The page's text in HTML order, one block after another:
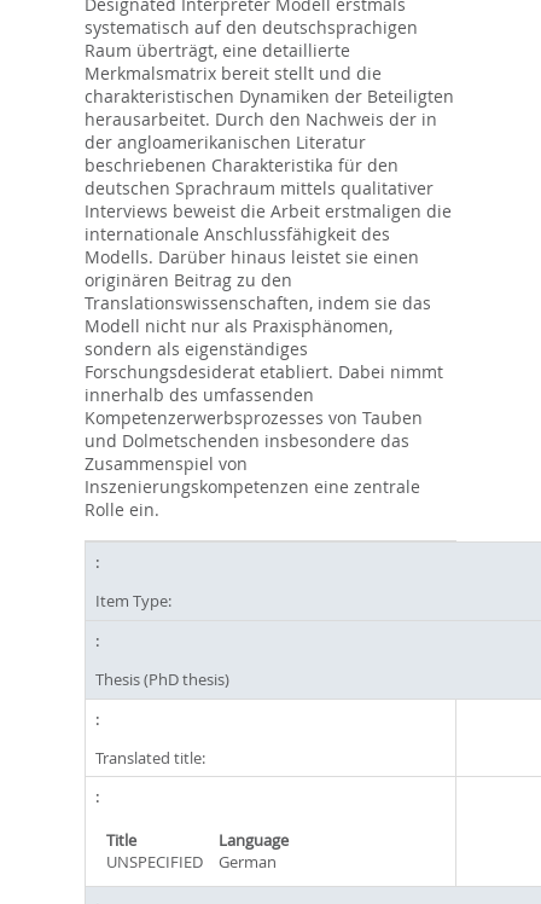
systematisch auf den deutschsprachigen
Raum überträgt, eine detaillierte
Merkmalsmatrix bereit stellt und die
charakteristischen Dynamiken der Beteiligten
herausarbeitet. Durch den Nachweis der in
der angloamerikanischen Literatur
beschriebenen Charakteristika für den
deutschen Sprachraum mittels qualitativer
Interviews beweist die Arbeit erstmaligen die
internationale Anschlussfähigkeit des
Modells. Darüber hinaus leistet sie einen
originären Beitrag zu den
Translationswissenschaften, indem sie das
Modell nicht nur als Praxisphänomen,
sondern als eigenständiges
Forschungsdesiderat etabliert. Dabei nimmt
innerhalb des umfassenden
Kompetenzerwerbsprozesses von Tauben
und Dolmetschenden insbesondere das
Zusammenspiel von
Inszenierungskompetenzen eine zentrale
Rolle ein.
Item Type:
Thesis (PhD thesis)
Translated title:
Title
Language
UNSPECIFIED
German